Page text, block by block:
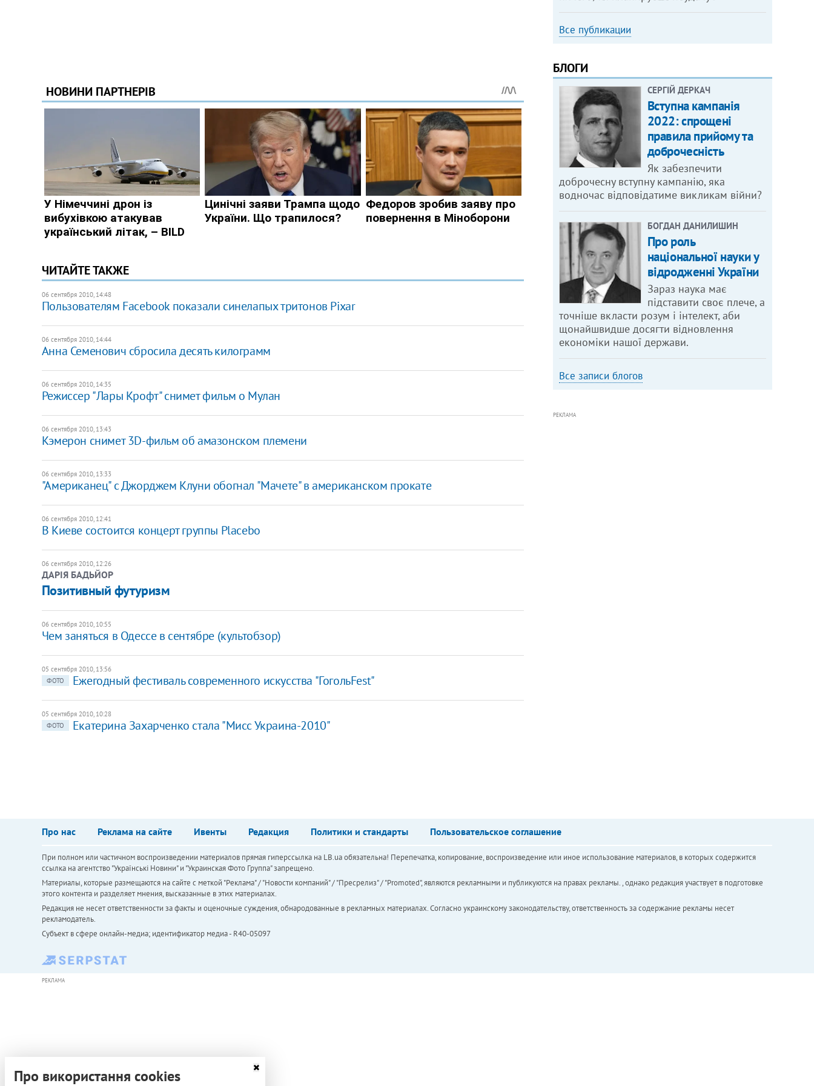
ЧИТАЙТЕ ТАКЖЕ
06 сентября 2010, 14:48
Пользователям Facebook показали синелапых тритонов Pixar
06 сентября 2010, 14:44
Анна Семенович сбросила десять килограмм
06 сентября 2010, 14:35
Режиссер "Лары Крофт" снимет фильм о Мулан
06 сентября 2010, 13:43
Кэмерон снимет 3D-фильм об амазонском племени
06 сентября 2010, 13:33
"Американец" с Джорджем Клуни обогнал "Мачете" в американском прокате
06 сентября 2010, 12:41
В Киеве состоится концерт группы Placebo
06 сентября 2010, 12:26
ДАРІЯ БАДЬЙОР
Позитивный футуризм
06 сентября 2010, 10:55
Чем заняться в Одессе в сентябре (культобзор)
05 сентября 2010, 13:56
ФОТО
Ежегодный фестиваль современного искусства "ГогольFest"
05 сентября 2010, 10:28
ФОТО
Екатерина Захарченко стала "Мисс Украина-2010"
Все публикации
БЛОГИ
СЕРГІЙ ДЕРКАЧ
Вступна кампанія
2022: спрощені
правила прийому та
доброчесність
Як забезпечити
доброчесну вступну кампанію, яка
водночас відповідатиме викликам війни?
БОГДАН ДАНИЛИШИН
Про роль
національної науки у
відродженні України
Зараз наука має
підставити своє плече, а
точніше вкласти розум і інтелект, аби
щонайшвидше досягти відновлення
економіки нашої держави.
Все записи блогов
РЕКЛАМА
Про нас Реклама на сайте Ивенты Редакция Политики и стандарты Пользовательское соглашение
При полном или частичном воспроизведении материалов прямая гиперссылка на LB.ua обязательна! Перепечатка, копирование, воспроизведение или иное использование материалов, в которых содержится
ссылка на агентство "Українськi Новини" и "Украинская Фото Группа" запрещено.
Материалы, которые размещаются на сайте с меткой "Реклама" / "Новости компаний" / "Пресрелиз" / "Promoted", являются рекламными и публикуются на правах рекламы. , однако редакция участвует в подготовке
этого контента и разделяет мнения, высказанные в этих материалах.
Редакция не несет ответственности за факты и оценочные суждения, обнародованные в рекламных материалах. Согласно украинскому законодательству, ответственность за содержание рекламы несет
рекламодатель.
Субъект в сфере онлайн-медиа; идентификатор медиа - R40-05097
РЕКЛАМА
Про використання cookies